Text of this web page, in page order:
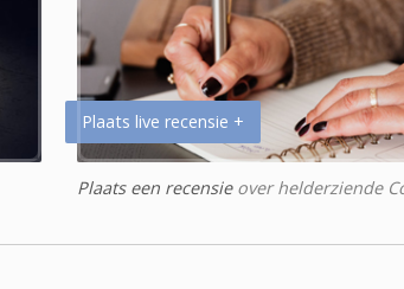
Plaats live recensie +
Plaats een recensieover helderziende